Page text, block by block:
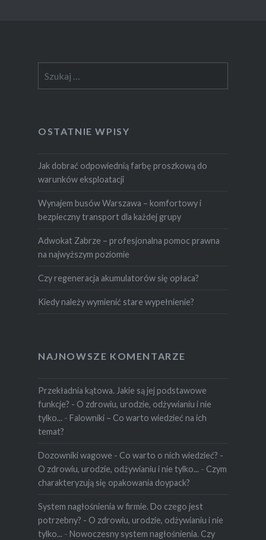
OSTATNIE WPISY
Jak dobrać odpowiednią farbę proszkową do
warunków eksploatacji
Wynajem busów Warszawa – komfortowy i
bezpieczny transport dla każdej grupy
Adwokat Zabrze – profesjonalna pomoc prawna
na najwyższym poziomie
Czy regeneracja akumulatorów się opłaca?
Kiedy należy wymienić stare wypełnienie?
NAJNOWSZE KOMENTARZE
Przekładnia kątowa. Jakie są jej podstawowe
funkcje? - O zdrowiu, urodzie, odżywianiu i nie
tylko... - Falowniki – Co warto wiedzieć na ich
temat?
Dozowniki wagowe - Co warto o nich wiedzieć? -
O zdrowiu, urodzie, odżywianiu i nie tylko... - Czym
charakteryzują się opakowania doypack?
System nagłośnienia w firmie. Do czego jest
potrzebny? - O zdrowiu, urodzie, odżywianiu i nie
tylko... - Nowoczesny system nagłośnienia. Czy